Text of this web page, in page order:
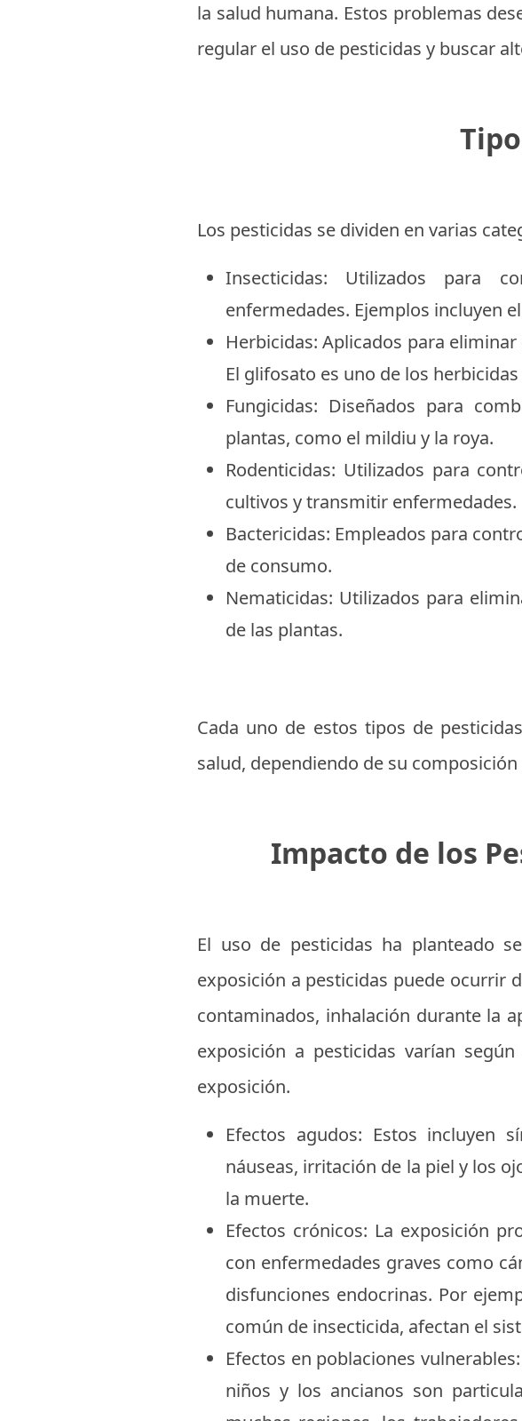
la salud humana. Estos problemas
regular el uso de pesticidas y buscar
Los pesticidas se dividen en varias
Insecticidas: Utilizados para
enfermedades. Ejemplos incluyen
Herbicidas: Aplicados para
El glifosato es uno de los
Fungicidas: Diseñados para
plantas, como el mildiu y la roya.
Rodenticidas: Utilizados para
cultivos y transmitir enfermedades.
Bactericidas: Empleados para
de consumo.
Nematicidas: Utilizados para
de las plantas.
Cada uno de estos tipos de
salud, dependiendo de su
Impacto de los
El uso de pesticidas ha planteado
exposición a pesticidas puede ocurrir
contaminados, inhalación durante la
exposición a pesticidas varían
exposición.
Efectos agudos: Estos incluyen
náuseas, irritación de la piel y los
la muerte.
Efectos crónicos: La exposición
con enfermedades graves como
disfunciones endocrinas. Por
común de insecticida, afectan el
Efectos en poblaciones
niños y los ancianos son